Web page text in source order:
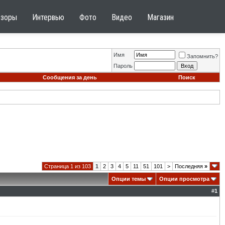
Интервью Фото Видео Магазин
Имя
Запомнить?
Пароль
Сообщения за день
Поиск
Страница 1 из 103 1 2 3 4 5 11 51 101 > Последняя »
Опции темы
Опции просмотра
#1